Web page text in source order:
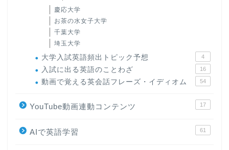
慶応大学
お茶の水女子大学
千葉大学
埼玉大学
大学入試英語頻出トピック予想 4
入試に出る英語のことわざ 16
動画で覚える英会話フレーズ・イディオム 54
YouTube動画連動コンテンツ 17
AIで英語学習 61